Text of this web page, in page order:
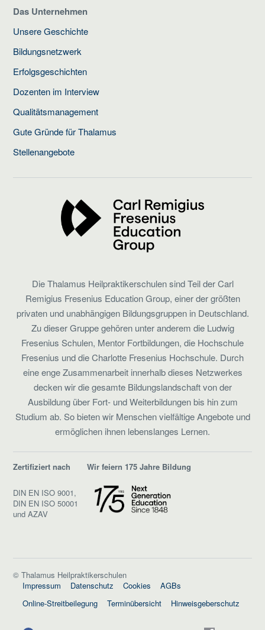
Das Unternehmen
Unsere Geschichte
Bildungsnetzwerk
Erfolgsgeschichten
Dozenten im Interview
Qualitätsmanagement
Gute Gründe für Thalamus
Stellenangebote
Die Thalamus Heilpraktikerschulen sind Teil der Carl
Remigius Fresenius Education Group, einer der größten
privaten und unabhängigen Bildungsgruppen in Deutschland.
Zu dieser Gruppe gehören unter anderem die Ludwig
Fresenius Schulen, Mentor Fortbildungen, die Hochschule
Fresenius und die Charlotte Fresenius Hochschule. Durch
eine enge Zusammenarbeit innerhalb dieses Netzwerkes
decken wir die gesamte Bildungslandschaft von der
Ausbildung über Fort- und Weiterbildungen bis hin zum
Studium ab. So bieten wir Menschen vielfältige Angebote und
ermöglichen ihnen lebenslanges Lernen.
Zertifiziert nach
DIN EN ISO 9001,
DIN EN ISO 50001
und AZAV
Wir feiern 175 Jahre Bildung
© Thalamus Heilpraktikerschulen
Impressum
Datenschutz Cookies
AGBs
Online-Streitbeilegung
Terminübersicht Hinweisgeberschutz